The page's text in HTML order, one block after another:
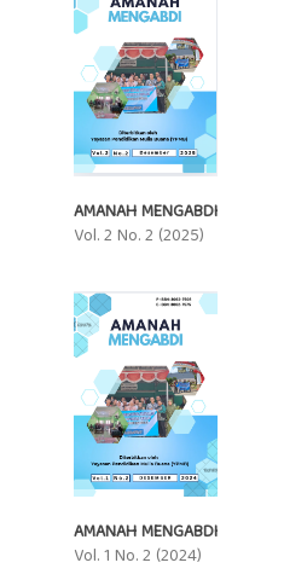
AMANAH MENGABDI
Vol. 2 No. 2 (2025)
AMANAH MENGABDI
Vol. 1 No. 2 (2024)